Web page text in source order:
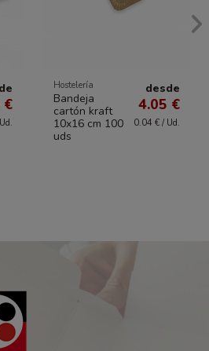
€
Hostelería
Bandeja
cartón kraft
10x16 cm 100
uds
desde
4.05 €
0.04 € / Ud.